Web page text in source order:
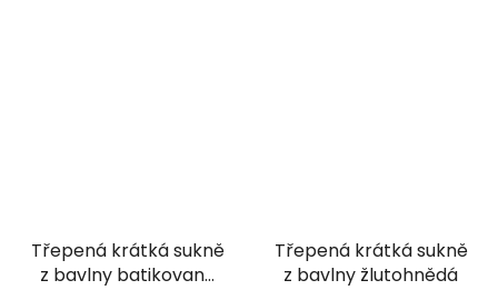
Třepená krátká sukně
z bavlny batikovaná
Třepená krátká sukně
z bavlny žlutohnědá